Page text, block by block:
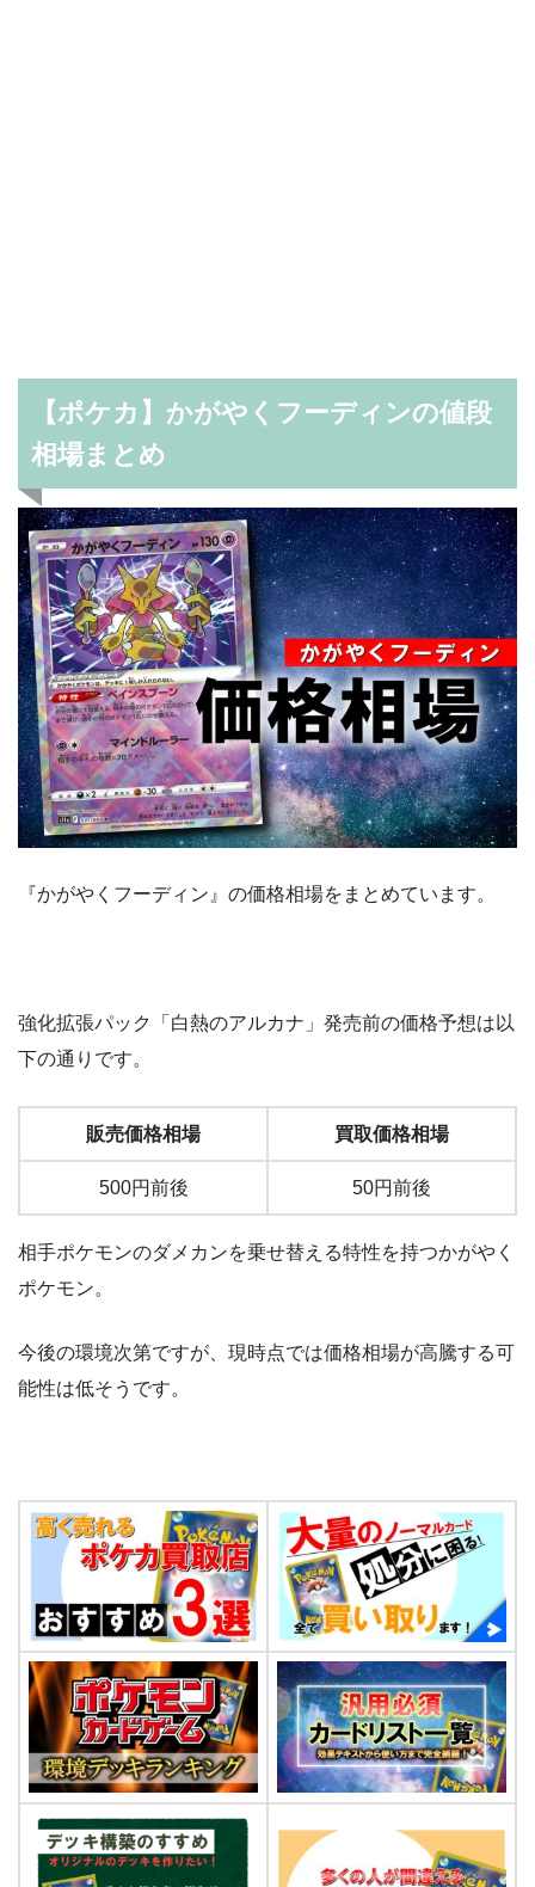
【ポケカ】かがやくフーディンの値段
相場まとめ
『かがやくフーディン』の価格相場をまとめています。
強化拡張パック「白熱のアルカナ」発売前の価格予想は以
下の通りです。
販売価格相場 買取価格相場
500円前後 50円前後
相手ポケモンのダメカンを乗せ替える特性を持つかがやく
ポケモン。
今後の環境次第ですが、現時点では価格相場が高騰する可
能性は低そうです。